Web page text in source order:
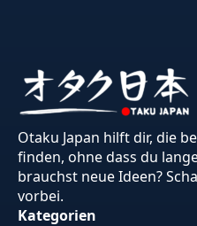
Otaku Japan hilft dir, die
finden, ohne dass du
brauchst neue Ideen?
vorbei.
Kategorien